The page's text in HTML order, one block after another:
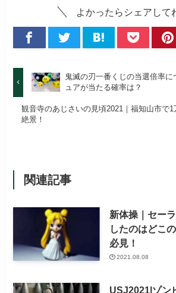
よかったらシェアして
鬼滅の刃一番くじの当選倍率
ュアが当たる確率は？
観音寺のあじさいの見頃2021｜福知山市で1
絶景！
関連記事
新体操｜セー
したのはどこ
必見！
2021.08.08
USJ2021|ゾン